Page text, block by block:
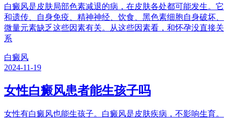
白癜风是皮肤局部色素减退的病，在皮肤各处都可能发生。它
和遗传、自身免疫、精神神经、饮食、黑色素细胞自身破坏、
微量元素缺乏这些因素有关。从这些因素看，和怀孕没直接关
系
白癜风
2024-11-19
女性白癜风患者能生孩子吗
女性有白癜风也能生孩子。白癜风是皮肤疾病，不影响生育。